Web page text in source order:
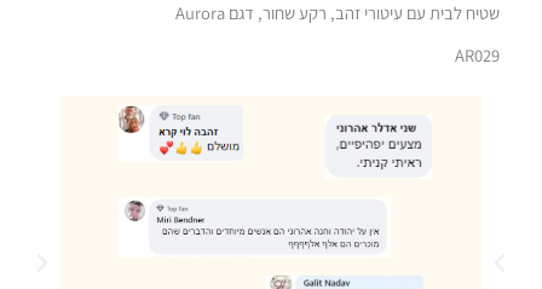
שטיח לבית עם עיטורי זהב, רקע שחור, דגם Aurora
AR029